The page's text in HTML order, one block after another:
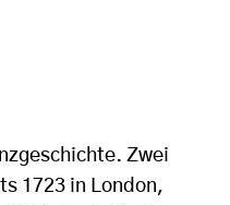
Zwei
1723 in London,